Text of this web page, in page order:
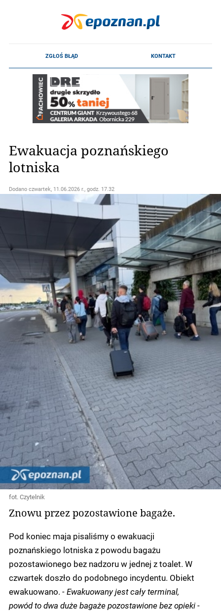
Ewakuacja poznańskiego
lotniska
Dodano czwartek, 11.06.2026 r., godz. 17.32
fot. Czytelnik
Znowu przez pozostawione bagaże.
Pod koniec maja pisaliśmy o ewakuacji
poznańskiego lotniska z powodu bagażu
pozostawionego bez nadzoru w jednej z toalet. W
czwartek doszło do podobnego incydentu. Obiekt
ewakuowano. - Ewakuowany jest cały terminal,
powód to dwa duże bagaże pozostawione bez opieki -